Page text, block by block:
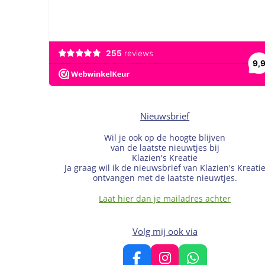
Nieuwsbrief
Wil je ook op de hoogte blijven
van de laatste nieuwtjes bij
Klazien's Kreatie
Ja graag wil ik de nieuwsbrief van Klazien's Kreatie
ontvangen met de laatste nieuwtjes.
Laat hier dan je mailadres achter
Volg mij ook via